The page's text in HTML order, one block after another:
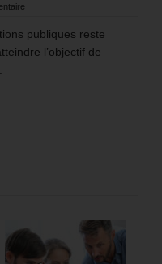
publiques reste
l’objectif de